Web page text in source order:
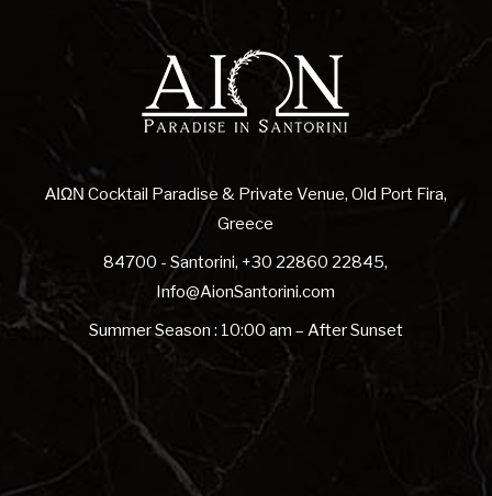
ΑΙΩΝ Cocktail Paradise & Private Venue, Old Port Fira,
Greece
84700 - Santorini, +30 22860 22845,
Info@AionSantorini.com
Summer Season : 10:00 am – After Sunset